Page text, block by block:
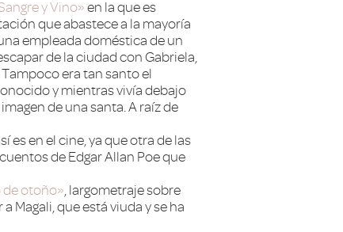
y Vino»en la que es
que abastece a la mayoría
empleada doméstica de un
de la ciudad con Gabriela,
era tan santo el
y mientras vivía debajo
de una santa. A raíz de
es en el cine, ya que otra de las
de Edgar Allan Poe que
otoño», largometraje sobre
Magali, que está viuda y se ha